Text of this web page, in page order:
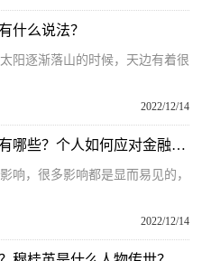
什么说法？
阳逐渐落山的时候，天边有着很
2022/12/14
金融危机对普通人生活的影响有哪些？个人如何应对金融危机？
响，很多影响都是显而易见的，
2022/12/14